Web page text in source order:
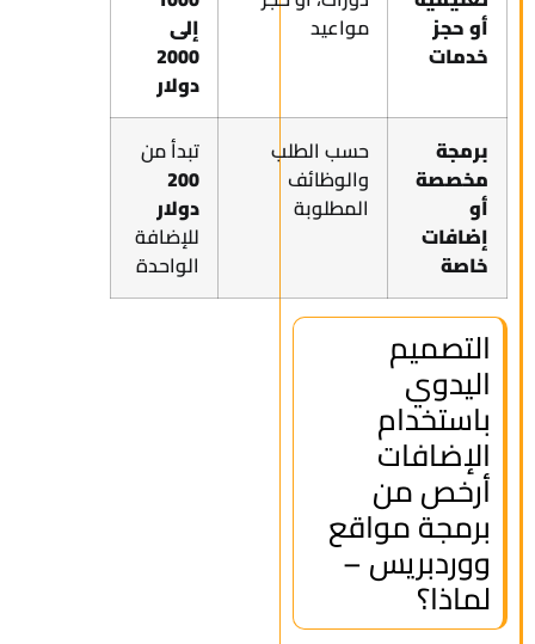
أو حجز
خدمات
مواعيد
إلى
2000
دولار
برمجة
مخصصة
أو
إضافات
خاصة
حسب الطلب
والوظائف
المطلوبة
تبدأ من
200
دولار
للإضافة
الواحدة
التصميم
اليدوي
باستخدام
الإضافات
أرخص من
برمجة مواقع
ووردبريس –
لماذا؟